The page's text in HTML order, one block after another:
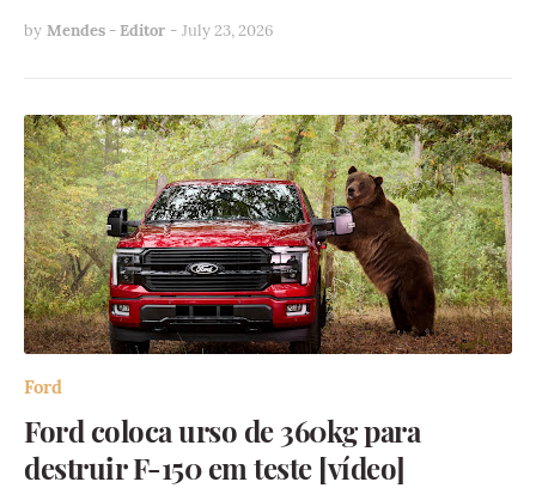
by Mendes - Editor - July 23, 2026
Ford
Ford coloca urso de 360kg para
destruir F-150 em teste [vídeo]